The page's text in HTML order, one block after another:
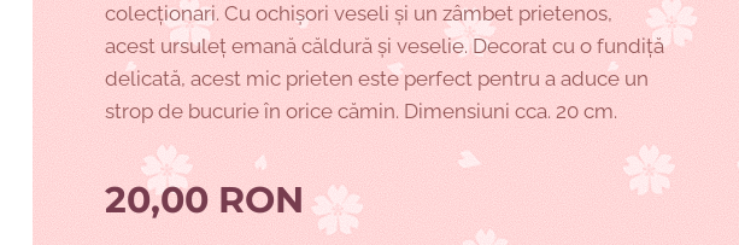
colecționari. Cu ochișori veseli și un zâmbet prietenos,
acest ursuleț emană căldură și veselie. Decorat cu o fundiță
delicată, acest mic prieten este perfect pentru a aduce un
strop de bucurie în orice cămin. Dimensiuni cca. 20 cm.
20,00 RON